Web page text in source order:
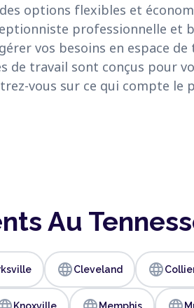
options flexibles et
professionnelle et
vos besoins en espace
de travail sont conçus pour
vous sur ce qui compte le
Au
languageCleveland language